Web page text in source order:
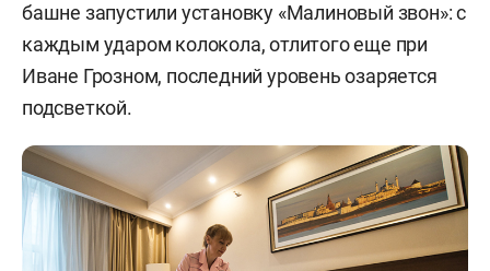
башне запустили установку «Малиновый звон»: с
каждым ударом колокола, отлитого еще при
Иване Грозном, последний уровень озаряется
подсветкой.